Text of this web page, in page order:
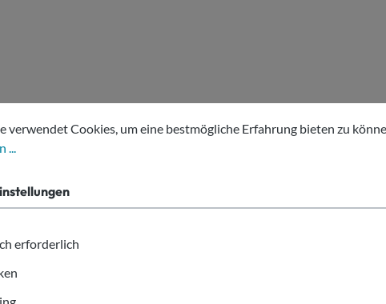
Cookies, um eine bestmögliche Erfahrung bieten zu können.
verwendet Cookies, um eine bestmögliche Erfahrung bieten zu
erforderlich